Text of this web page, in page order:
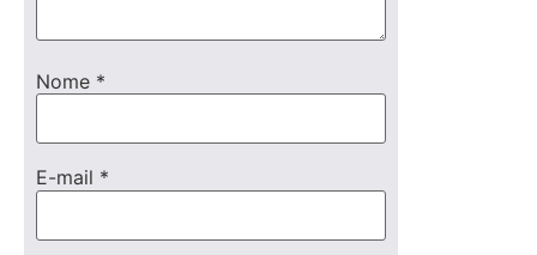
Nome *
E-mail *